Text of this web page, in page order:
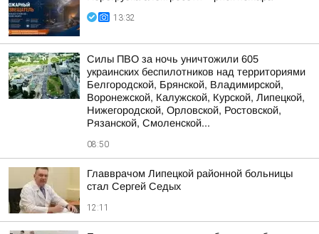
13:32
Силы ПВО за ночь уничтожили 605
украинских беспилотников над территориями
Белгородской, Брянской, Владимирской,
Воронежской, Калужской, Курской, Липецкой,
Нижегородской, Орловской, Ростовской,
Рязанской, Смоленской...
08:50
Главврачом Липецкой районной больницы
стал Сергей Седых
12:11